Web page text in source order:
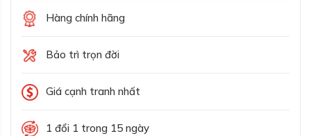
Hàng chính hãng
Bảo trì trọn đời
Giá cạnh tranh nhất
1 đổi 1 trong 15 ngày